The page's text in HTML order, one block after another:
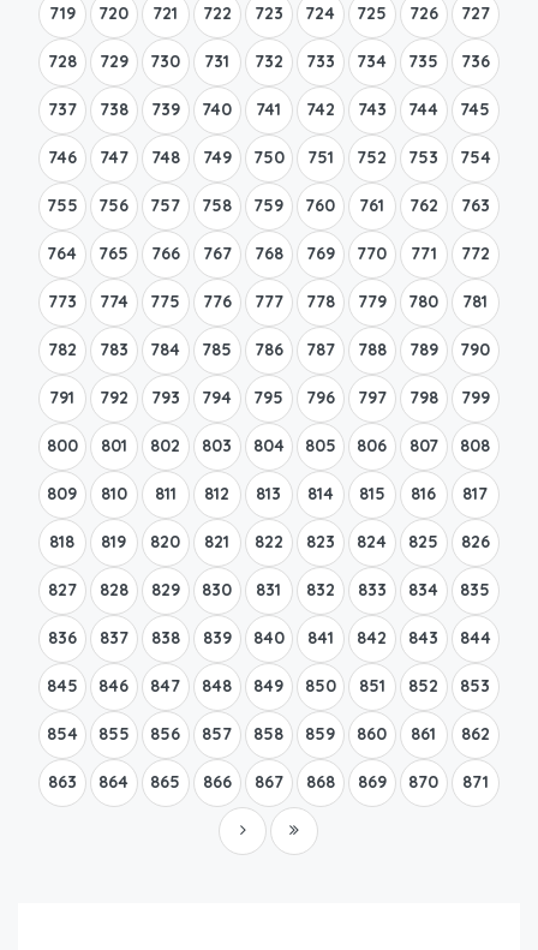
719 720 721 722 723 724 725 726 727
728 729 730 731 732 733 734 735 736
737 738 739 740 741 742 743 744 745
746 747 748 749 750 751 752 753 754
755 756 757 758 759 760 761 762 763
764 765 766 767 768 769 770 771 772
773 774 775 776 777 778 779 780 781
782 783 784 785 786 787 788 789 790
791 792 793 794 795 796 797 798 799
800 801 802 803 804 805 806 807 808
809 810 811 812 813 814 815 816 817
818 819 820 821 822 823 824 825 826
827 828 829 830 831 832 833 834 835
836 837 838 839 840 841 842 843 844
845 846 847 848 849 850 851 852 853
854 855 856 857 858 859 860 861 862
863 864 865 866 867 868 869 870 871